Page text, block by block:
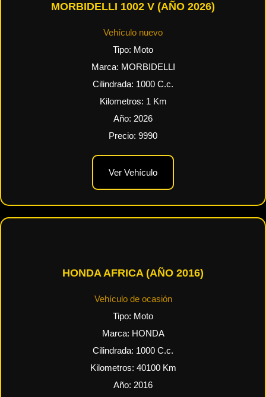
MORBIDELLI 1002 V (AÑO 2026)
Vehículo nuevo
Tipo: Moto
Marca: MORBIDELLI
Cilindrada: 1000 C.c.
Kilometros: 1 Km
Año: 2026
Precio: 9990
Ver Vehículo
HONDA AFRICA (AÑO 2016)
Vehículo de ocasión
Tipo: Moto
Marca: HONDA
Cilindrada: 1000 C.c.
Kilometros: 40100Km
Año: 2016